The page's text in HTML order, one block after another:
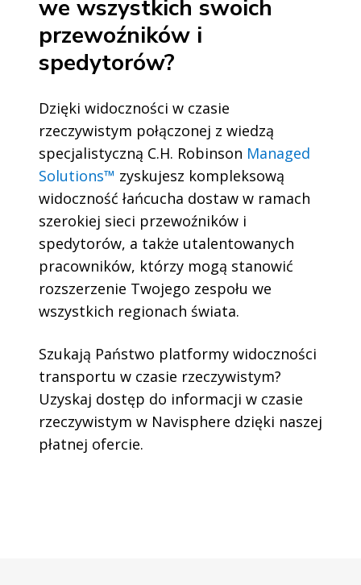
we wszystkich swoich
przewoźników i
spedytorów?
Dzięki widoczności w czasie
rzeczywistym połączonej z wiedzą
specjalistyczną C.H. Robinson Managed
Solutions™ zyskujesz kompleksową
widoczność łańcucha dostaw w ramach
szerokiej sieci przewoźników i
spedytorów, a także utalentowanych
pracowników, którzy mogą stanowić
rozszerzenie Twojego zespołu we
wszystkich regionach świata.
Szukają Państwo platformy widoczności
transportu w czasie rzeczywistym?
Uzyskaj dostęp do informacji w czasie
rzeczywistym w Navisphere dzięki naszej
płatnej ofercie.